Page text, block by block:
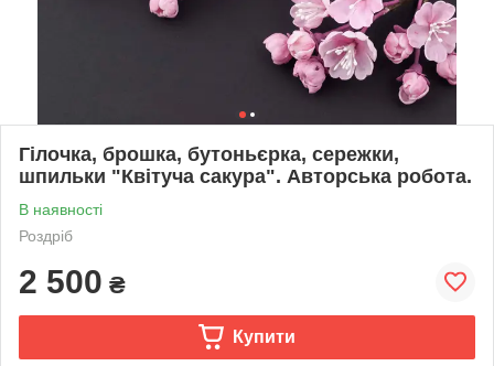
Гілочка, брошка, бутоньєрка, сережки,
шпильки "Квітуча сакура". Авторська робота.
В наявності
Роздріб
2 500 ₴
Купити